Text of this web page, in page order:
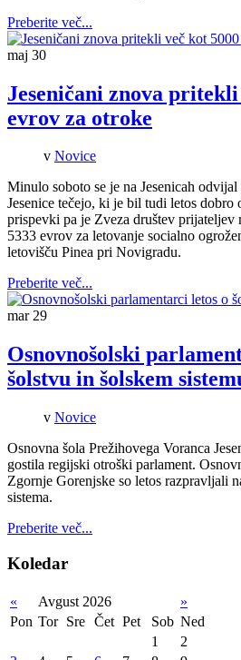
Preberite več...
maj 30
Jeseničani znova pritekli
evrov za otroke
v Novice
Minulo soboto se je na Jesenicah
Jesenice tečejo, ki je bil tudi letos
prispevki pa je Zveza društev prijateljev
5333 evrov za letovanje socialno
letovišču Pinea pri Novigradu.
Preberite več...
mar29
Osnovnošolski
šolstvu in šolskem
v Novice
Osnovna šola Prežihovega Voranca
gostila regijski otroški parlament.
Zgornje Gorenjske so letos razpravljali
sistema.
Preberite več...
Koledar
« Avgust 2026
»
Pon Tor Sre Čet Pet Sob Ned
1
2